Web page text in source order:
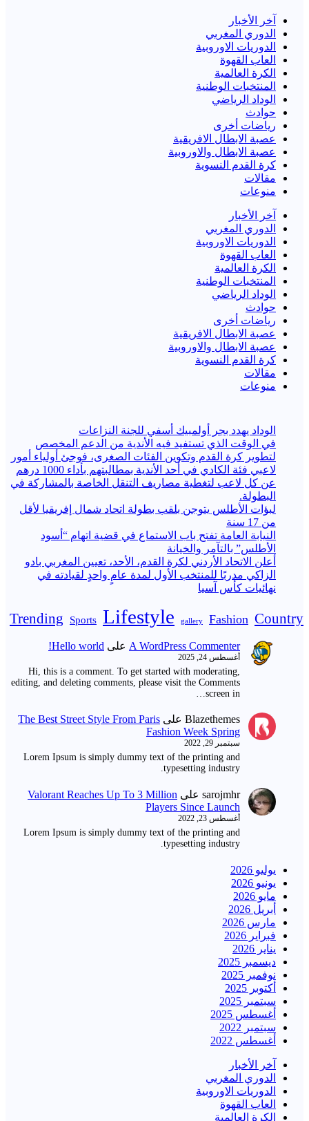
آخر الأخبار
الدوري المغربي
الدوريات الاوروبية
العاب القهوة
الكرة العالمية
المنتخبات الوطنية
الوداد الرياضي
حوادث
رياضات أخرى
عصبة الابطال الافريقية
عصبة الابطال والاوروبية
كرة القدم النسوية
مقالات
منوعات
آخر الأخبار
الدوري المغربي
الدوريات الاوروبية
العاب القهوة
الكرة العالمية
المنتخبات الوطنية
الوداد الرياضي
حوادث
رياضات أخرى
عصبة الابطال الافريقية
عصبة الابطال والاوروبية
كرة القدم النسوية
مقالات
منوعات
الوداد يهدد بجر أولمبيك أسفي للجنة النزاعات
في الوقت الذي تستفيد فيه الأندية من الدعم المخصص
لتطوير كرة القدم وتكوين الفئات الصغرى، فوجئ أولياء أمور
لاعبي فئة الكادي في أحد الأندية بمطالبتهم بأداء 1000 درهم
عن كل لاعب لتغطية مصاريف التنقل الخاصة بالمشاركة في
البطولة.
لبؤات الأطلس يتوجن بلقب بطولة اتحاد شمال إفريقيا لأقل
من 17 سنة
النيابة العامة تفتح باب الاستماع في قضية اتهام “أسود
الأطلس” بالتآمر والخيانة
أعلن الاتحاد الأردني لكرة القدم، الأحد، تعيين المغربي بادو
الزاكي مدربًا للمنتخب الأول لمدة عامٍ واحدٍ لقيادته ​في
نهائيات كأس آسيا
Country
Fashion
gallery
Lifestyle
Sports
Trending
A WordPress Commenter على Hello world!
أغسطس 24, 2025
Hi, this is a comment. To get started with moderating,
editing, and deleting comments, please visit the Comments
screen in…
Blazethemes على The Best Street Style From Paris
Fashion Week Spring
سبتمبر 29, 2022
Lorem Ipsum is simply dummy text of the printing and
typesetting industry.
sarojmhr على Valorant Reaches Up To 3 Million
Players Since Launch
أغسطس 23, 2022
Lorem Ipsum is simply dummy text of the printing and
typesetting industry.
يوليو 2026
يونيو 2026
مايو 2026
أبريل 2026
مارس 2026
فبراير 2026
يناير 2026
ديسمبر 2025
نوفمبر 2025
أكتوبر 2025
سبتمبر 2025
أغسطس 2025
سبتمبر 2022
أغسطس 2022
آخر الأخبار
الدوري المغربي
الدوريات الاوروبية
العاب القهوة
الكرة العالمية